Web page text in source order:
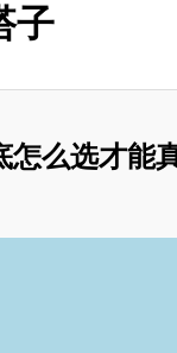
子
怎么选才能